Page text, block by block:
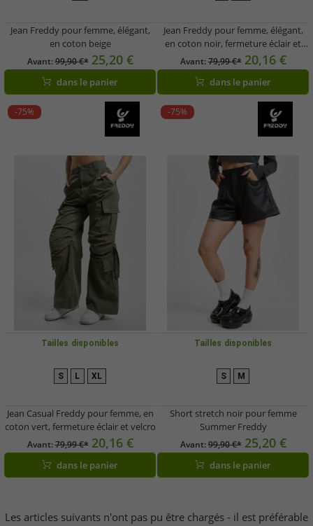
Jean Freddy pour femme, élégant,
en coton beige
Avant:99,90 €* 25,20 €
dans le panier
Jean Freddy pour femme, élégant,
en coton noir, fermeture éclair et
velcro.
Avant:79,99 €* 20,16 €
dans le panier
-75%
Tailles disponibles
S L XL
Jean Casual Freddy pour femme, en
coton vert, fermeture éclair et velcro
Avant:79,99 €* 20,16 €
dans le panier
-75%
Tailles disponibles
S M
Short stretch noir pour femme
Summer Freddy
Avant:99,90 €* 25,20 €
dans le panier
Les articles suivants n'ont pas pu être chargés - il est préférable